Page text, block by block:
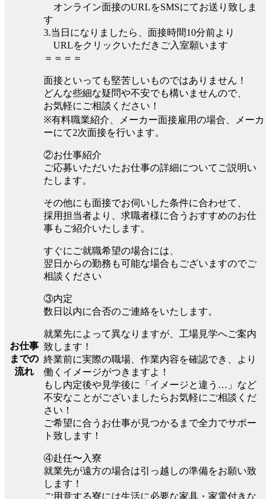
お仕事
までの
流れ
オンライン面接のURLをSMSにてお送り致しま
す
3.当日になりましたら、面接時間10分前より
URLをクリックいただきご入室願います
＝＝＝＝
面接といっても堅苦しいものではありません！
どんな些細な疑問や不安でも構いませんので、
お気軽にご相談ください！
※有料職業紹介、メーカー面接雇用の場合、メーカ
ーにて2次面接を行います。
②お仕事紹介
ご応募いただいたお仕事の詳細についてご説明い
たします。
その他にも面接でお伺いした条件に合わせて、
採用担当者より、求職者様に合うおすすめのお仕
事もご紹介いたします。
すぐにご就職希望の場合には、
翌日からの勤務も可能な場合もございますのでご
相談ください
③内定
数日以内に合否のご連絡をいたします。
就業先によって異なりますが、工場見学へご案内
致します！
終業前に実際の職場、作業内容を確認でき、より
働くイメージがつきますよ！
もし内定後や見学後に「イメージと違う…」など
不安なことがございましたらお気軽にご相談くだ
さい！
ご希望に合うお仕事が見つかるまで全力でサポー
ト致します！
④赴任〜入寮
就業先が遠方の場合は引っ越しの準備をお願い致
します！
ご用意する寮には生活に必要な家具・家電付きな